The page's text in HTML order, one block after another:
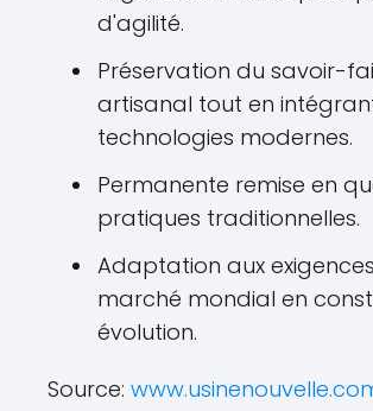
d'agilité.
Préservation du savoir-
artisanal tout en
technologies modernes.
Permanente remise en
pratiques traditionnelles.
Adaptation aux
marché mondial en
évolution.
Source: